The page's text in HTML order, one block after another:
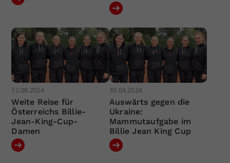
12.08.2024
Weite Reise für
Österreichs Billie-
Jean-King-Cup-
Damen
30.04.2024
Auswärts gegen die
Ukraine:
Mammutaufgabe im
Billie Jean King Cup